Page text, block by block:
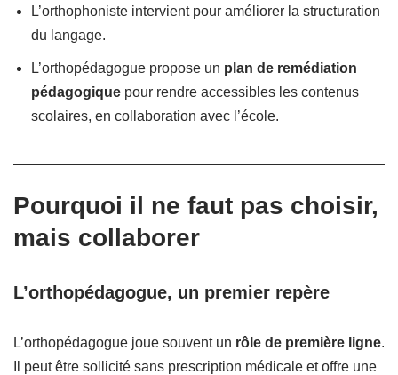
L’orthophoniste intervient pour améliorer la structuration
du langage.
L’orthopédagogue propose un plan de remédiation
pédagogique pour rendre accessibles les contenus
scolaires, en collaboration avec l’école.
Pourquoi il ne faut pas choisir,
mais collaborer
L’orthopédagogue, un premier repère
L’orthopédagogue joue souvent un rôle de première ligne.
Il peut être sollicité sans prescription médicale et offre une